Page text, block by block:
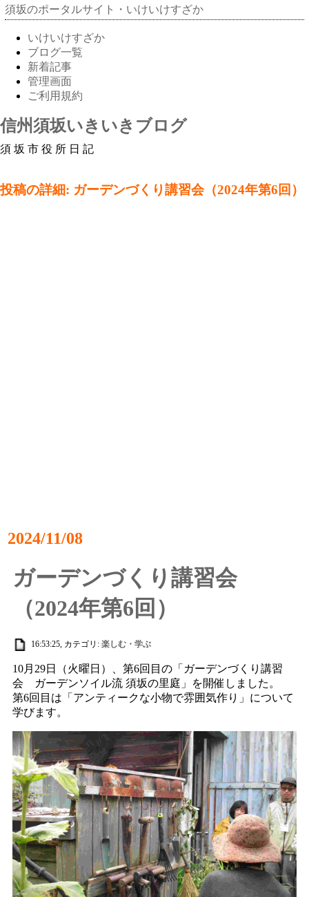
須坂のポータルサイト・いけいけすざか
いけいけすざか
ブログ一覧
新着記事
管理画面
ご利用規約
信州須坂いきいきブログ
須坂市役所日記
投稿の詳細: ガーデンづくり講習会（2024年第6回）
2024/11/08
ガーデンづくり講習会
（2024年第6回）
16:53:25, カテゴリ:楽しむ・学ぶ
10月29日（火曜日）、第6回目の「ガーデンづくり講習
会 ガーデンソイル流 須坂の里庭」を開催しました。
第6回目は「アンティークな小物で雰囲気作り」について
学びます。